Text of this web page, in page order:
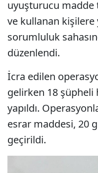
uyuşturucu madde
ve kullanan
sorumluluk
düzenlendi.
İcra edilen
gelirken 18 şüpheli
yapıldı.
esrar maddesi, 20
geçirildi.